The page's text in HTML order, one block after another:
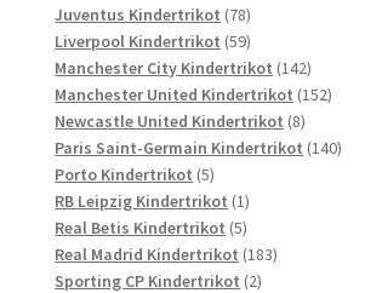
Produkte
Juventus Kindertrikot 7878
Produkte
Liverpool Kindertrikot 5959
Produkte
Manchester City Kindertrikot 142142
Produkte
Manchester United Kindertrikot 152152
Newcastle United Kindertrikot 88
Produkte
Paris Saint-Germain Kindertrikot 140140
Porto Kindertrikot 55
Produkte
RB Leipzig Kindertrikot 11
Produkt
Real Betis Kindertrikot 55
Produkte
Real Madrid Kindertrikot 183183
Sporting CP Kindertrikot 22